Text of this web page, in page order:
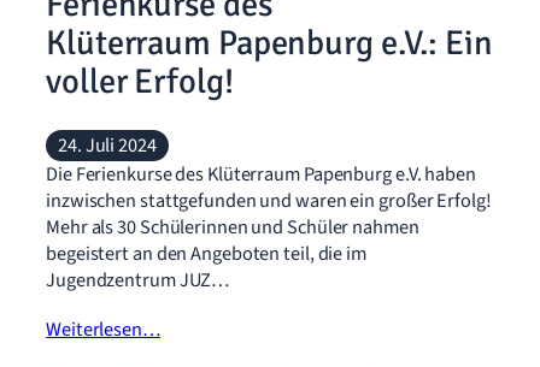
Klüterraum Papenburg e.V.: Ein
voller Erfolg!
24. Juli 2024
Die Ferienkurse des Klüterraum Papenburg e.V. haben
inzwischen stattgefunden und waren ein großer Erfolg!
Mehr als 30 Schülerinnen und Schüler nahmen
begeistert an den Angeboten teil, die im
Jugendzentrum JUZ…
Weiterlesen…